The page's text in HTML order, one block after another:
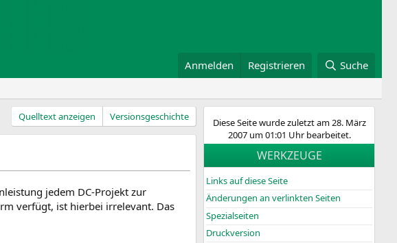
Anmelden Registrieren Suche
Quelltext anzeigen Versionsgeschichte
jedem DC-Projekt zur
verfügt, ist hierbei irrelevant. Das
Diese Seite wurde zuletzt am 28. März
2007 um 01:01 Uhr bearbeitet.
WERKZEUGE
Links auf diese Seite
Änderungen an verlinkten Seiten
Spezialseiten
Druckversion